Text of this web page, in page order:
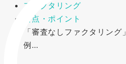
ファクタリング
要点・ポイント
「審査なしファクタリン
例…